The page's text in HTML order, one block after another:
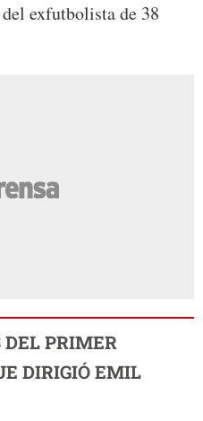
exfutbolista de 38
DEL PRIMER
DIRIGIÓ EMIL